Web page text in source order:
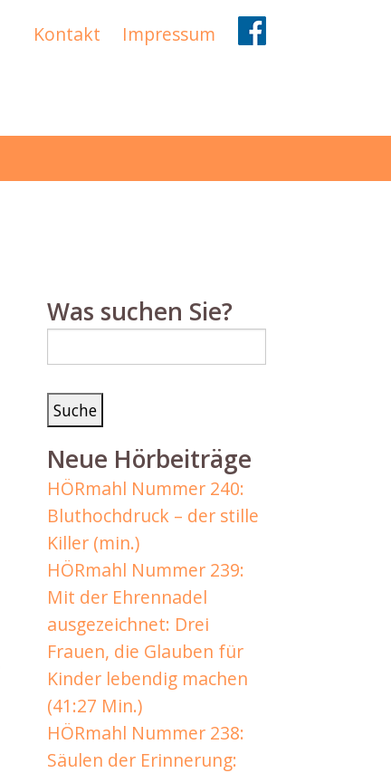
Kontakt Impressum
Was suchen Sie?
Neue Hörbeiträge
HÖRmahl Nummer 240:
Bluthochdruck – der stille
Killer (min.)
HÖRmahl Nummer 239:
Mit der Ehrennadel
ausgezeichnet: Drei
Frauen, die Glauben für
Kinder lebendig machen
(41:27 Min.)
HÖRmahl Nummer 238:
Säulen der Erinnerung: